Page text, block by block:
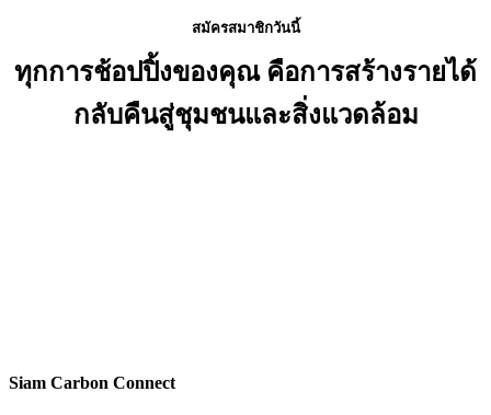
สมัครสมาชิกวันนี้
ทุกการช้อปปิ้งของคุณ คือการสร้างรายได้
กลับคืนสู่ชุมชนและสิ่งแวดล้อม
Siam Carbon Connect